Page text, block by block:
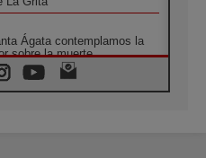
Ágata contemplamos la
sobre la muerte
el Santuario de la Madre